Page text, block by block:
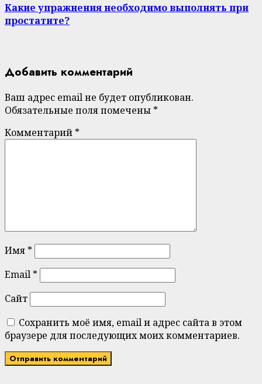
Какие упражнения необходимо выполнять при
простатите?
Добавить комментарий
Ваш адрес email не будет опубликован.
Обязательные поля помечены *
Комментарий *
Имя *
Email *
Сайт
Сохранить моё имя, email и адрес сайта в этом
браузере для последующих моих комментариев.